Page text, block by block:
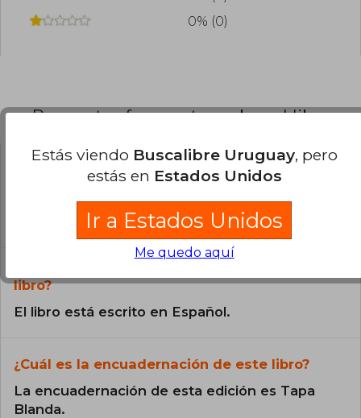
0% (0)
Preguntas frecuentes sobre el libro
¿El libro es original?
Todos los libros de nuestro
catálogo son Originales.
libro?
El libro está escrito en Español.
¿Cuál es la encuadernación de este libro?
La encuadernación de esta edición es Tapa
Blanda.
Estás viendo Buscalibre Uruguay, pero
estás en Estados Unidos
Ir a Estados Unidos
Me quedo aquí